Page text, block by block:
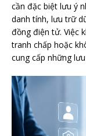
cần đặc biệt lưu ý
danh tính, lưu trữ
đồng điện tử. Việc
tranh chấp hoặc
cung cấp những